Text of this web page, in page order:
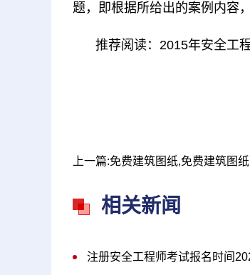
题，即根据所给出的案例内容
推荐阅读：2015年安全工
上一篇:免费建筑图纸,免费建筑图
相关新闻
注册安全工程师考试报名时间